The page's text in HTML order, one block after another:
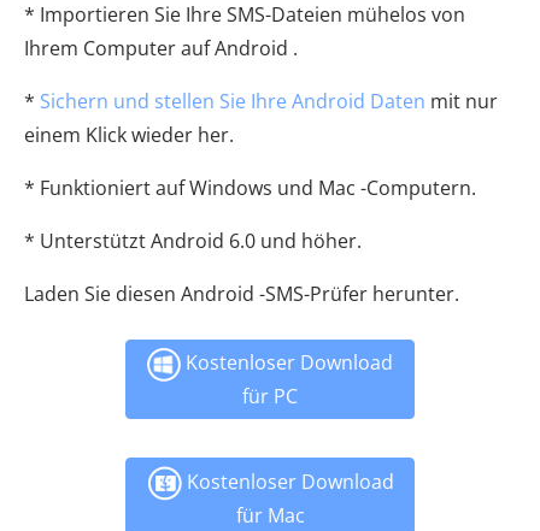
* Importieren Sie Ihre SMS-Dateien mühelos von
Ihrem Computer auf Android .
* Sichern und stellen Sie Ihre Android Daten mit nur
einem Klick wieder her.
* Funktioniert auf Windows und Mac -Computern.
* Unterstützt Android 6.0 und höher.
Laden Sie diesen Android -SMS-Prüfer herunter.
Kostenloser Download
für PC
Kostenloser Download
für Mac